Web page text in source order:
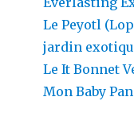
Le Peyotl
jardin
Le It Bonnet
Mon Baby